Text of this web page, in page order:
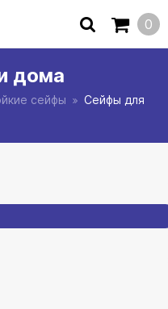
0
дома
сейфы
Сейфы для